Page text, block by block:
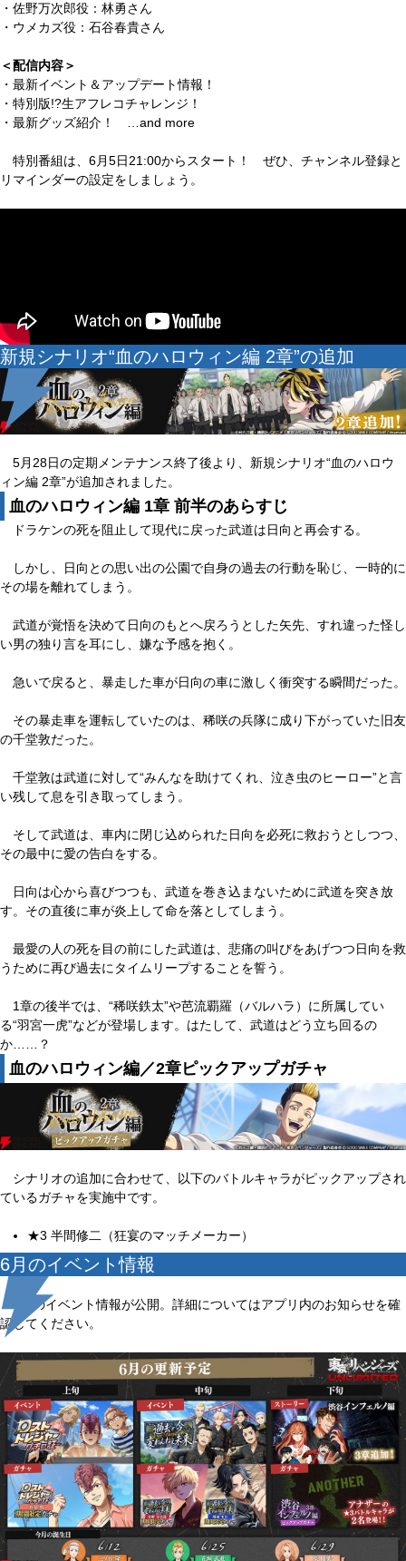
・佐野万次郎役：林勇さん
・ウメカズ役：石谷春貴さん
＜配信内容＞
・最新イベント＆アップデート情報！
・特別版!?生アフレコチャレンジ！
・最新グッズ紹介！ …and more
特別番組は、6月5日21:00からスタート！ ぜひ、チャンネル登録と
リマインダーの設定をしましょう。
新規シナリオ“血のハロウィン編 2章”の追加
5月28日の定期メンテナンス終了後より、新規シナリオ“血のハロウ
ィン編 2章”が追加されました。
血のハロウィン編 1章 前半のあらすじ
ドラケンの死を阻止して現代に戻った武道は日向と再会する。
しかし、日向との思い出の公園で自身の過去の行動を恥じ、一時的に
その場を離れてしまう。
武道が覚悟を決めて日向のもとへ戻ろうとした矢先、すれ違った怪し
い男の独り言を耳にし、嫌な予感を抱く。
急いで戻ると、暴走した車が日向の車に激しく衝突する瞬間だった。
その暴走車を運転していたのは、稀咲の兵隊に成り下がっていた旧友
の千堂敦だった。
千堂敦は武道に対して“みんなを助けてくれ、泣き虫のヒーロー”と言
い残して息を引き取ってしまう。
そして武道は、車内に閉じ込められた日向を必死に救おうとしつつ、
その最中に愛の告白をする。
日向は心から喜びつつも、武道を巻き込まないために武道を突き放
す。その直後に車が炎上して命を落としてしまう。
最愛の人の死を目の前にした武道は、悲痛の叫びをあげつつ日向を救
うために再び過去にタイムリープすることを誓う。
1章の後半では、“稀咲鉄太”や芭流覇羅（バルハラ）に所属してい
る“羽宮一虎”などが登場します。はたして、武道はどう立ち回るの
か……？
血のハロウィン編／2章ピックアップガチャ
シナリオの追加に合わせて、以下のバトルキャラがピックアップされ
ているガチャを実施中です。
★3 半間修二（狂宴のマッチメーカー）
6月のイベント情報
6月のイベント情報が公開。詳細についてはアプリ内のお知らせを確
認してください。